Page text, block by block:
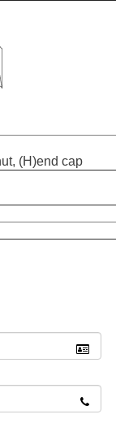
(H)end cap